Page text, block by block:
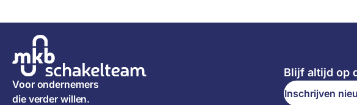
Voor ondernemers
die verder willen.
Blijf altijd op
Inschrijven